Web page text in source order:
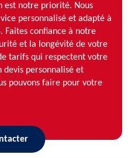
est notre priorité. Nous
personnalisé et adapté à
Faites confiance à notre
et la longévité de votre
tarifs qui respectent votre
devis personnalisé et
pouvons faire pour votre